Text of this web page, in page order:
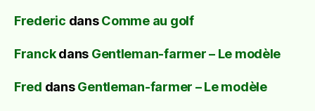
Frederic dansComme au golf
Franckdans Gentleman-farmer – Le modèle
Fred dansGentleman-farmer – Le modèle